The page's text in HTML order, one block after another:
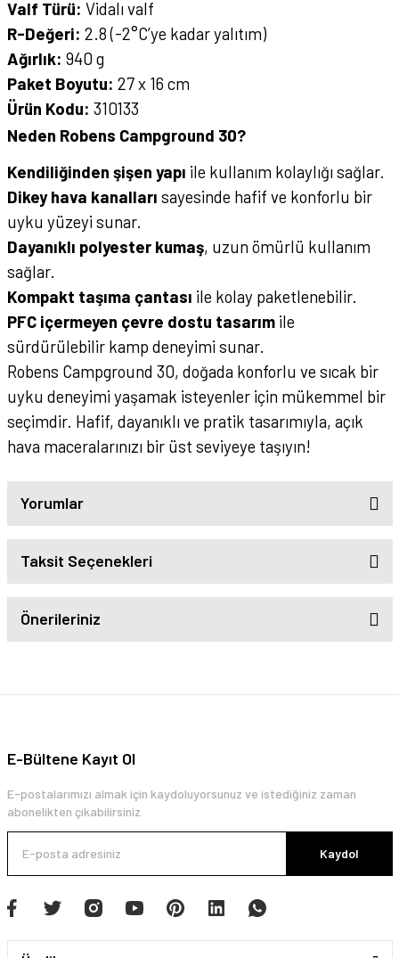
Valf Türü: Vidalı valf
R-Değeri: 2.8 (-2°C’ye kadar yalıtım)
Ağırlık: 940 g
Paket Boyutu: 27 x 16 cm
Ürün Kodu: 310133
Neden Robens Campground 30?
Kendiliğinden şişen yapı ile kullanım kolaylığı sağlar.
Dikey hava kanalları sayesinde hafif ve konforlu bir
uyku yüzeyi sunar.
Dayanıklı polyester kumaş, uzun ömürlü kullanım
sağlar.
Kompakt taşıma çantası ile kolay paketlenebilir.
PFC içermeyen çevre dostu tasarımile
sürdürülebilir kamp deneyimi sunar.
Robens Campground 30, doğada konforlu ve sıcak bir
uyku deneyimi yaşamak isteyenler için mükemmel bir
seçimdir. Hafif, dayanıklı ve pratik tasarımıyla, açık
hava maceralarınızı bir üst seviyeye taşıyın!
Yorumlar
Taksit Seçenekleri
Önerileriniz
E-Bültene Kayıt Ol
E-postalarımızı almak için kaydoluyorsunuz ve istediğiniz zaman
abonelikten çıkabilirsiniz.
Kaydol